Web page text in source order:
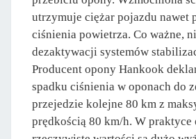
utrzymuje ciężar pojazdu nawet
ciśnienia powietrza. Co ważne,
dezaktywacji systemów
Producent opony Hankook
spadku ciśnienia w oponach do
przejedzie kolejne 80 km z
prędkością 80 km/h. W praktyce